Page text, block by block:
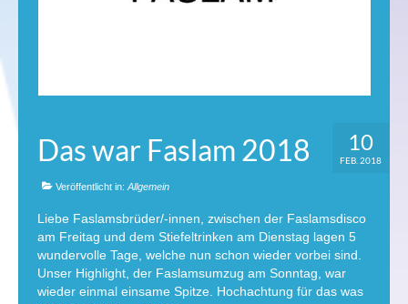
10
FEB. 2018
Das war Faslam 2018
Veröffentlicht in: Allgemein
Liebe Faslamsbrüder/-innen, zwischen der Faslamsdisco
am Freitag und dem Stiefeltrinken am Dienstag lagen 5
wundervolle Tage, welche nun schon wieder vorbei sind.
Unser Highlight, der Faslamsumzug am Sonntag, war
wieder einmal einsame Spitze. Hochachtung für das was